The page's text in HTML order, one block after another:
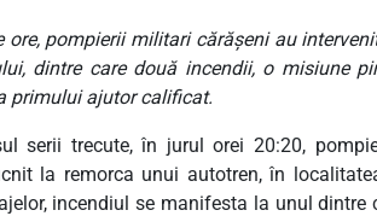
ore, pompierii militari cărășeni au
dintre care două incendii, o misiune
primului ajutor calificat.
serii trecute, în jurul orei 20:20,
la remorca unui autotren, în
incendiul se manifesta la unul